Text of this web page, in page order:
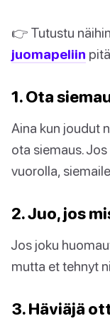
👉 Tutustu näihin
juomapeliin
1. Ota
Aina kun joudut
ota siemaus.
vuorolla,
2. Juo, jos
Jos joku
mutta et tehnyt
3. Häviäjä